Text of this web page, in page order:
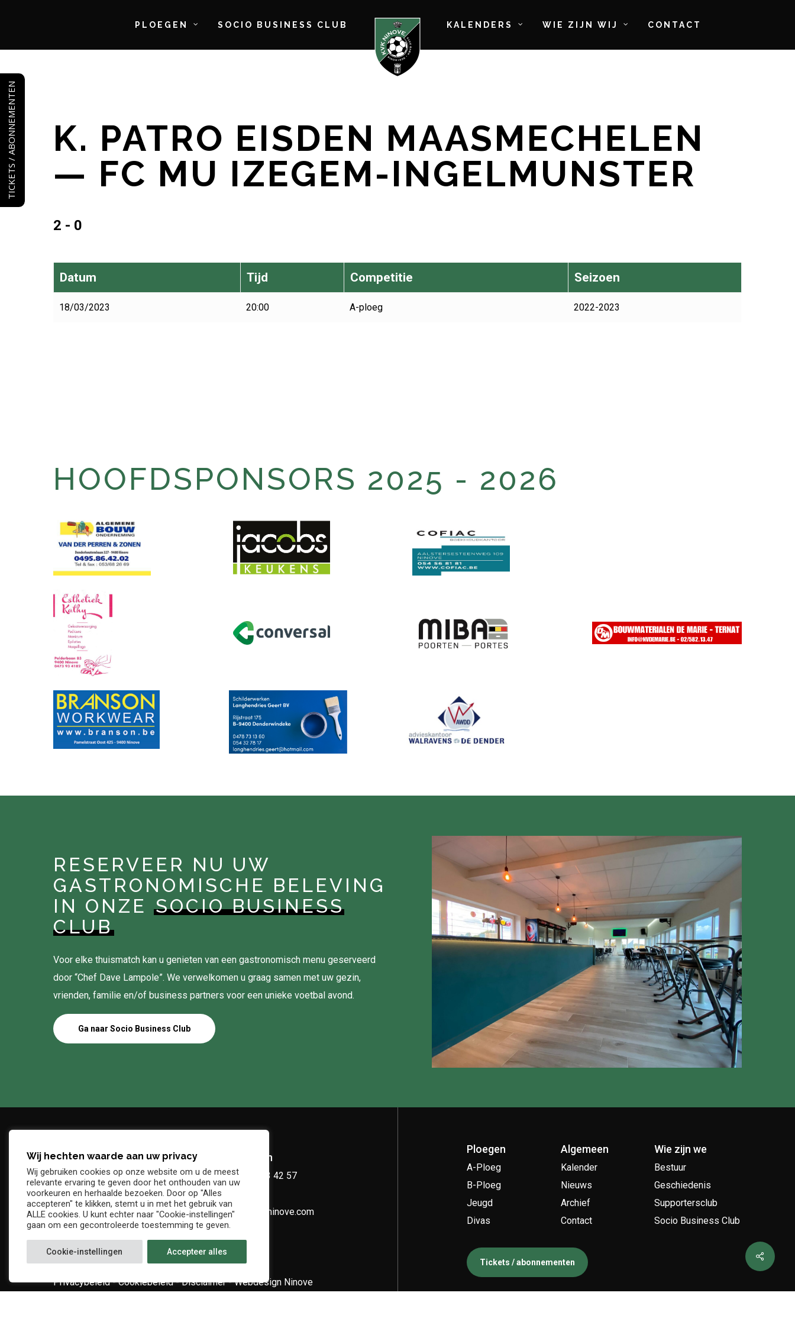
to
main
content
PLOEGEN SOCIO BUSINESS CLUB KALENDERS WIE ZIJN WIJ CONTACT
K. PATRO EISDEN MAASMECHELEN
— FC MU IZEGEM-INGELMUNSTER
2 - 0
Datum Tijd Competitie Seizoen
18/03/2023 20:00 A-ploeg 2022-2023
HOOFDSPONSORS 2025 - 2026
RESERVEER NU UW
GASTRONOMISCHE BELEVING
IN ONZESOCIO BUSINESS
CLUB
Voor elke thuismatch kan u genieten van een gastronomisch menu geserveerd
door “Chef Dave Lampole”. We verwelkomen u graag samen met uw gezin,
vrienden, familie en/of business partners voor een unieke voetbal avond.
Ga naar Socio Business Club
Adres
Denderstraat, z/n
9402 Ninove
Telefoon
+32 54 33 42 57
info@kvkninove.com
Privacybeleid-Cookiebeleid-Disclaimer-Webdesign Ninove
Ploegen
A-Ploeg
B-Ploeg
Jeugd
Divas
Algemeen
Kalender
Nieuws
Archief
Contact
Wie zijn we
Bestuur
Geschiedenis
Supportersclub
Socio Business Club
Tickets / abonnementen
Wij hechten waarde aan uw privacy
Wij gebruiken cookies op onze website om u de meest
relevante ervaring te geven door het onthouden van uw
voorkeuren en herhaalde bezoeken. Door op "Alles
accepteren" te klikken, stemt u in met het gebruik van
ALLE cookies. U kunt echter naar "Cookie-instellingen"
gaan om een gecontroleerde toestemming te geven.
Cookie-instellingen Accepteer alles
TICKETS / ABONNEMENTEN